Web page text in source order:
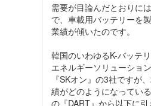
需要が目論んだとおりに
で、車載用バッテリーを
業績が傾いたのです。
韓国のいわゆるK-バッテ
エネルギーソリューショ
『SKオン』の3社ですが
績がどのようになってい
の『DART』から以下に引